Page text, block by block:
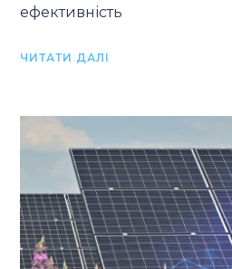
ефективність
ЧИТАТИ ДАЛІ